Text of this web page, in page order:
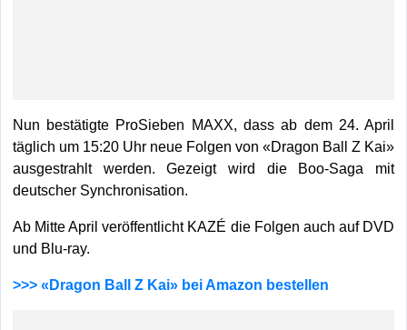
Nun bestätigte ProSieben MAXX, dass ab dem 24. April
täglich um 15:20 Uhr neue Folgen von «Dragon Ball Z Kai»
ausgestrahlt werden. Gezeigt wird die Boo-Saga mit
deutscher Synchronisation.
Ab Mitte April veröffentlicht KAZÉ die Folgen auch auf DVD
und Blu-ray.
>>> «Dragon Ball Z Kai» bei Amazon bestellen